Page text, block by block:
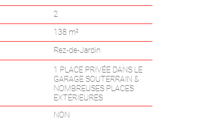
2
138 m²
Rez-de-Jardin
1 PLACE PRIVÉE DANS LE
GARAGE SOUTERRAIN &
NOMBREUSES PLACES
EXTÉRIEURES
NON